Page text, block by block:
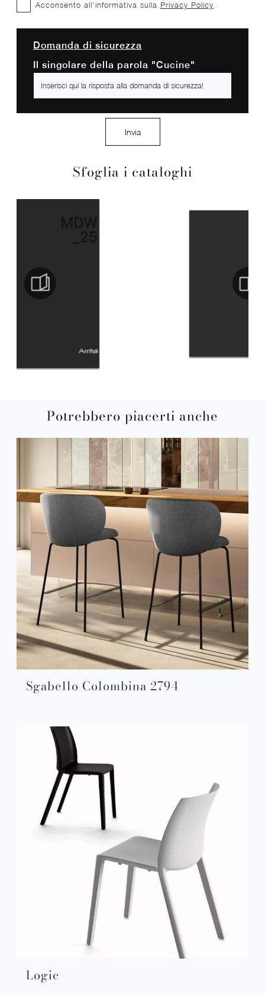
Sfoglia i cataloghi
Acconsento all'informativa sulla Privacy Policy
Domanda di sicurezza
Il singolare della parola "Cucine"
Invia
Potrebbero piacerti anche
Sgabello Colombina 2794
Logic